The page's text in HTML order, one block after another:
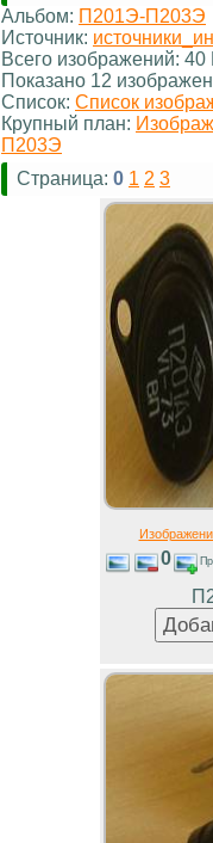
Альбом: П201Э-П203Э
Источник:
Всего изображений:
Показано 12
Список: Список
Крупный план:
П203Э
Страница: 0 1 2 3
0